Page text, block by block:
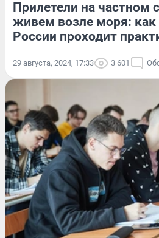
Прилетели на частном
живем возле моря: как
России проходит
29 августа, 2024, 17:33 3 601